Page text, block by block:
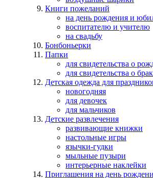
Книги пожеланий
на день рождения и
воспитателю и учителю
на свадьбу
Бонбоньерки
Папки
для свидетельства о
для свидетельства о
Детская одежда для
новогодняя
для девочек
для мальчиков
Детские развлечения
развивающие книжки
настольные игры
язычки-гудки
мыльные пузыри
интерьерные наклейки
Приглашения на день